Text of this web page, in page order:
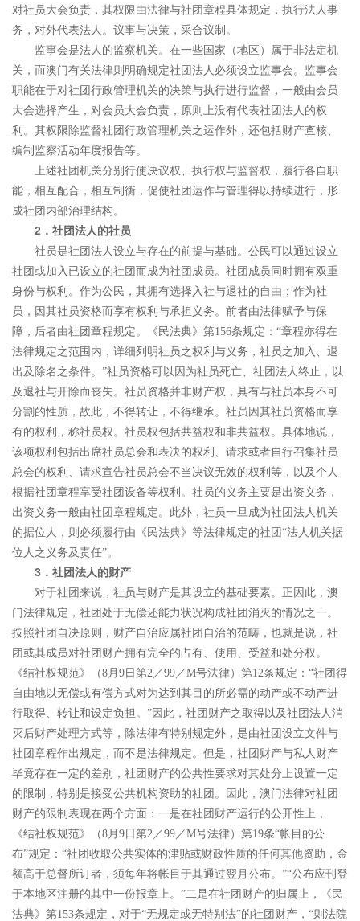
对社员大会负责，其权限由法律与社团章程具体规定，执行法人事
务，对外代表法人。议事与决策，采合议制。
监事会是法人的监察机关。在一些国家（地区）属于非法定机
关，而澳门有关法律则明确规定社团法人必须设立监事会。监事会
职能在于对社团行政管理机关的决策与执行进行监督，一般由会员
大会选择产生，对会员大会负责，原则上没有代表社团法人的权
利。其权限除监督社团行政管理机关之运作外，还包括财产查核、
编制监察活动年度报告等。
上述社团机关分别行使决议权、执行权与监督权，履行各自职
能，相互配合，相互制衡，促使社团运作与管理得以持续进行，形
成社团内部治理结构。
2 ．社团法人的社员
社员是社团法人设立与存在的前提与基础。公民可以通过设立
社团或加入已设立的社团而成为社团成员。社团成员同时拥有双重
身份与权利。作为公民，其拥有选择入社与退社的自由；作为社
员，因其社员资格而享有权利与承担义务。前者由法律赋予与保
障，后者由社团章程规定。《民法典》第156条规定： “章程亦得在
法律规定之范围内，详细列明社员之权利与义务，社员之加入、退
出及除名之条件。 ”社员资格可以因为社员死亡、社团法人终止，以
及退社与开除而丧失。社员资格并非财产权，具有与社员本身不可
分割的性质，故此，不得转让，不得继承。社员因其社员资格而享
有的权利，称社员权。社员权包括共益权和非共益权。具体地说，
该项权利包括出席社员总会和表决的权利、请求或者自行召集社员
总会的权利、请求宣告社员总会不当决议无效的权利等，以及个人
根据社团章程享受社团设备等权利。社员的义务主要是出资义务，
出资义务一般由社团章程规定。 此外，社员一旦成为社团法人机关
的据位人，则必须履行由《民法典》等法律规定的社团 “法人机关据
位人之义务及责任”。
3 ．社团法人的财产
对于社团来说，社员与财产是其设立的基础要素。正因此，澳
门法律规定，社团处于无偿还能力状况构成社团消灭的情况之一。
按照社团自决原则，财产自治应属社团自治的范畴，也就是说，社
团或其成员对社团财产拥有完全的占有、使用、受益和处分权。
《结社权规范》（8月 9 日第2／99／M号法律）第12条规定： “社团得
自由地以无偿或有偿方式对为达到其目的所必需的动产或不动产进
行取得、转让和设定负担。 ”因此，社团财产之取得以及社团法人消
灭后财产处理方式等，除法律有特别规定外，是由社团设立文件与
社团章程作出规定，而不是法律规定。但是，社团财产与私人财产
毕竟存在一定的差别，社团财产的公共性要求对其处分上设置一定
的限制，特别是接受公共机构资助的社团。因此，澳门法律对社团
财产的限制表现在两个方面：一是在社团财产运行的公开性上，
《结社权规范》（8月 9 日第2／99／M号法律）第19条“帐目的公
布”规定： “社团收取公共实体的津贴或财政性质的任何其他资助，金
额高于总督所订者，须每年将帐目于其通过翌月公布。 ”“公布应刊登
于本地区注册的其中一份报章上。 ”二是在社团财产的归属上，《民
法典》第153条规定，对于“无规定或无特别法”的社团财产， “则法院